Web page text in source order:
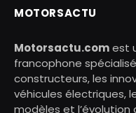
MOTORSACTU
Motorsactu.comest
francophone
constructeurs, les
véhicules électriques,
modèles et